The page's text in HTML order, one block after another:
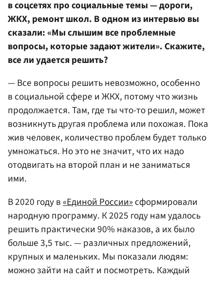
в соцсетях про социальные темы — дороги,
ЖКХ, ремонт школ. В одном из интервью вы
сказали: «Мы слышим все проблемные
вопросы, которые задают жители». Скажите,
все ли удается решить?
— Все вопросы решить невозможно, особенно
в социальной сфере и ЖКХ, потому что жизнь
продолжается. Там, где ты что-то решил, может
возникнуть другая проблема или похожая. Пока
жив человек, количество проблем будет только
умножаться. Но это не значит, что их надо
отодвигать на второй план и не заниматься
ими.
В 2020 году в«Единой России»сформировали
народную программу. К 2025 году нам удалось
решить практически 90% наказов, а их было
больше 3,5 тыс. — различных предложений,
крупных и маленьких. Мы показали людям:
можно зайти на сайт и посмотреть. Каждый